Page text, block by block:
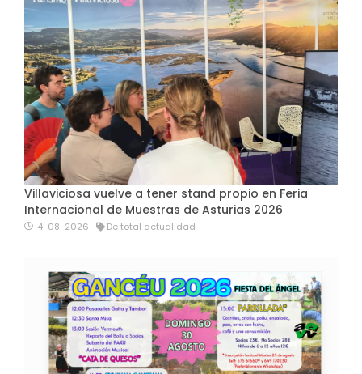
Villaviciosa vuelve a tener stand propio en Feria
Internacional de Muestras de Asturias 2026
4-08-2026 De total actualidad